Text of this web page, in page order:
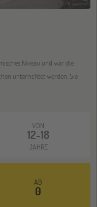
(Europa)
&
Niveau und war die
unterrichtet werden. Sie
VON
12-18
JAHRE
AB
0